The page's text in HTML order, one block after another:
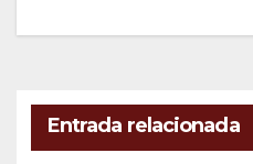
entradas
Entrada relacionada